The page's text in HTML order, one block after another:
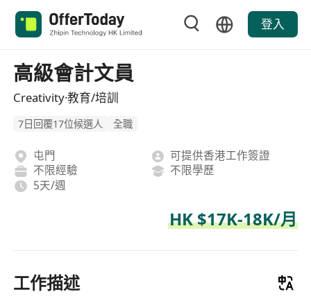
登入
高級會計文員
Creativity·教育/培訓
7日回覆17位候選人 全職
屯門
可提供香港工作簽證
不限經驗
不限學歷
5天/週
HK $17K-18K/月
工作描述